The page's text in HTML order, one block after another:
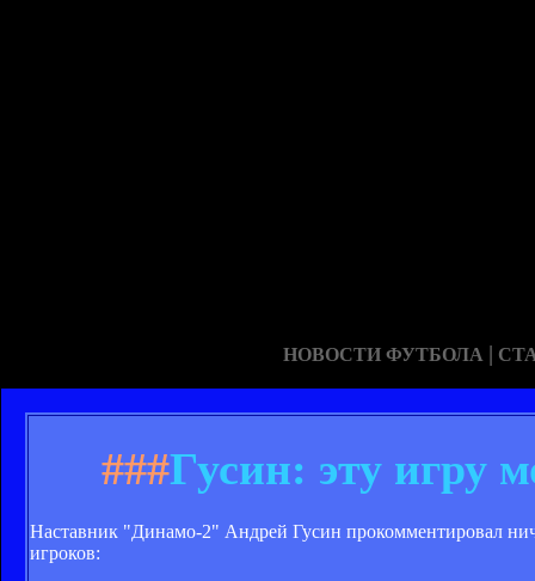
НОВОСТИ ФУТБОЛА |
###Гусин: эту игру
Наставник "Динамо-2" Андрей Гусин прокомментировал
игроков: